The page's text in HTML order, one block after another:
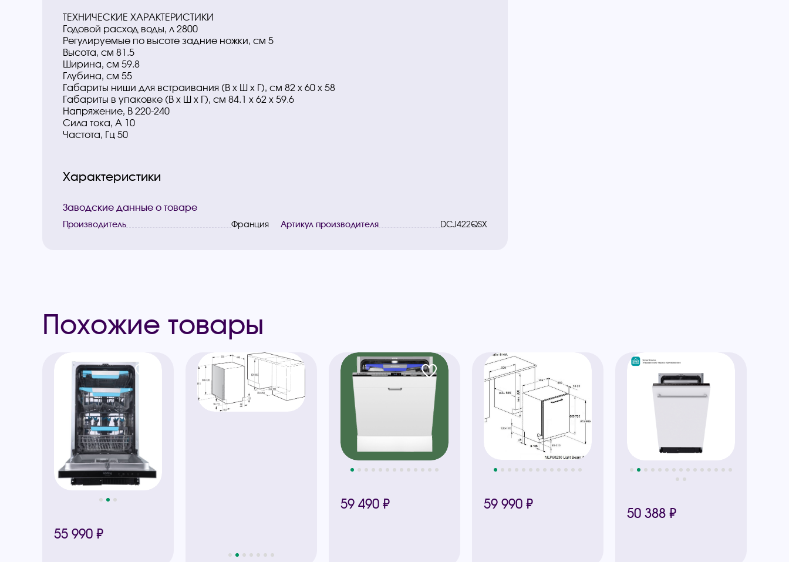
ТЕХНИЧЕСКИЕ ХАРАКТЕРИСТИКИ
Годовой расход воды, л 2800
Регулируемые по высоте задние ножки, см 5
Высота, см 81.5
Ширина, см 59.8
Глубина, см 55
Габариты ниши для встраивания (В х Ш х Г), см 82 х 60 х 58
Габариты в упаковке (В х Ш х Г), см 84.1 х 62 х 59.6
Напряжение, В 220-240
Сила тока, А 10
Частота, Гц 50
Характеристики
Заводские данные о товаре
Производитель Франция Артикул производителя DCJ422QSX
Похожие товары
55 990 ₽
59 490 ₽ 59 990 ₽
50 388 ₽